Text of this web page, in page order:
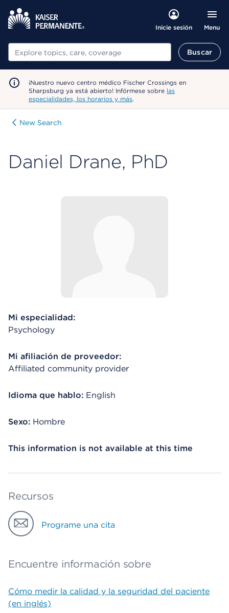
Inicie sesión Menu
Buscar Buscar
¡Nuestro nuevo centro médico Fischer Crossings en
Sharpsburg ya está abierto! Infórmese sobre las
especialidades, los horarios y más.
New Search
Daniel Drane, PhD
Mi especialidad:
Psychology
Mi afiliación de proveedor:
Affiliated community provider
Idioma que hablo: English
Sexo: Hombre
This information is not available at this time
Recursos
Programe una cita
Encuentre información sobre
Cómo medir la calidad y la seguridad del paciente
(en inglés)